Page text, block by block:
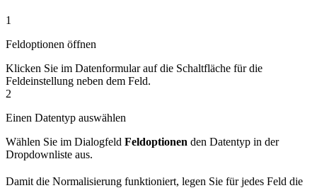
1
Feldoptionen öffnen
Klicken Sie im Datenformular auf die Schaltfläche für die
Feldeinstellung neben dem Feld.
2
Einen Datentyp auswählen
Wählen Sie im Dialogfeld Feldoptionen den Datentyp in der
Dropdownliste aus.
Damit die Normalisierung funktioniert, legen Sie für jedes Feld die